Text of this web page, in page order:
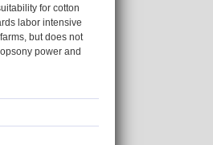
for cotton
labor intensive
but does not
power and